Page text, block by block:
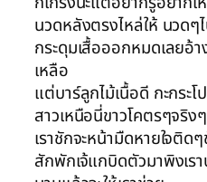
นวดหลังตรงไหล่ให้ นวดๆ
กระดุมเสื้อออกหมดเลยอ้
เหลือ
แต่บาร์ลูกไม้เนื้อดี กะกระ
สาวเหนือนี่ขาวโคตรๆจริง
เราชักจะหน้ามืดหายใจติด
สักพักเจ้แกบิดตัวมาพิงเร